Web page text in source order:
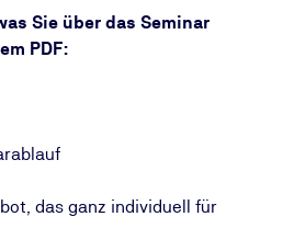
Sie über das Seminar
PDF:
das ganz individuell für